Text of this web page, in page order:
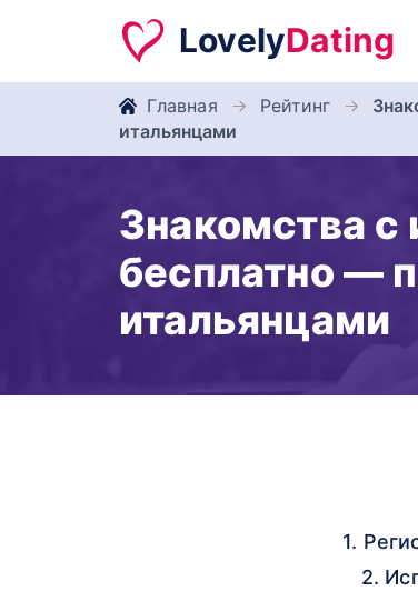
LovelyDating
Главная Рейтинг
итальянцами
Знакомства
бесплатно —
итальянцами
1.
2.